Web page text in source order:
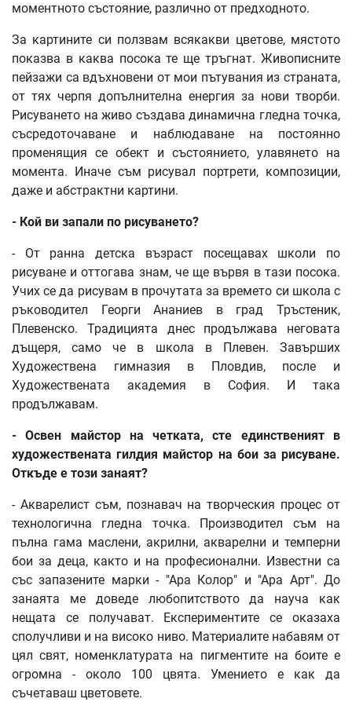
моментното състояние, различно от предходното.
За картините си ползвам всякакви цветове, мястото
показва в каква посока те ще тръгнат. Живописните
пейзажи са вдъхновени от мои пътувания из страната,
от тях черпя допълнителна енергия за нови творби.
Рисуването на живо създава динамична гледна точка,
съсредоточаване и наблюдаване на постоянно
променящия се обект и състоянието, улавянето на
момента. Иначе съм рисувал портрети, композиции,
даже и абстрактни картини.
- Кой ви запали по рисуването?
- От ранна детска възраст посещавах школи по
рисуване и оттогава знам, че ще вървя в тази посока.
Учих се да рисувам в прочутата за времето си школа с
ръководител Георги Ананиев в град Тръстеник,
Плевенско. Традицията днес продължава неговата
дъщеря, само че в школа в Плевен. Завърших
Художествена гимназия в Пловдив, после и
Художествената академия в София. И така
продължавам.
- Освен майстор на четката, сте единственият в
художествената гилдия майстор на бои за рисуване.
Откъде е този занаят?
- Акварелист съм, познавач на творческия процес от
технологична гледна точка. Производител съм на
пълна гама маслени, акрилни, акварелни и темперни
бои за деца, както и на професионални. Известни са
със запазените марки - "Ара Колор" и "Ара Арт". До
занаята ме доведе любопитството да науча как
нещата се получават. Експериментите се оказаха
сполучливи и на високо ниво. Материалите набавям от
цял свят, номенклатурата на пигментите на боите е
огромна - около 100 цвята. Умението е как да
съчетаваш цветовете.